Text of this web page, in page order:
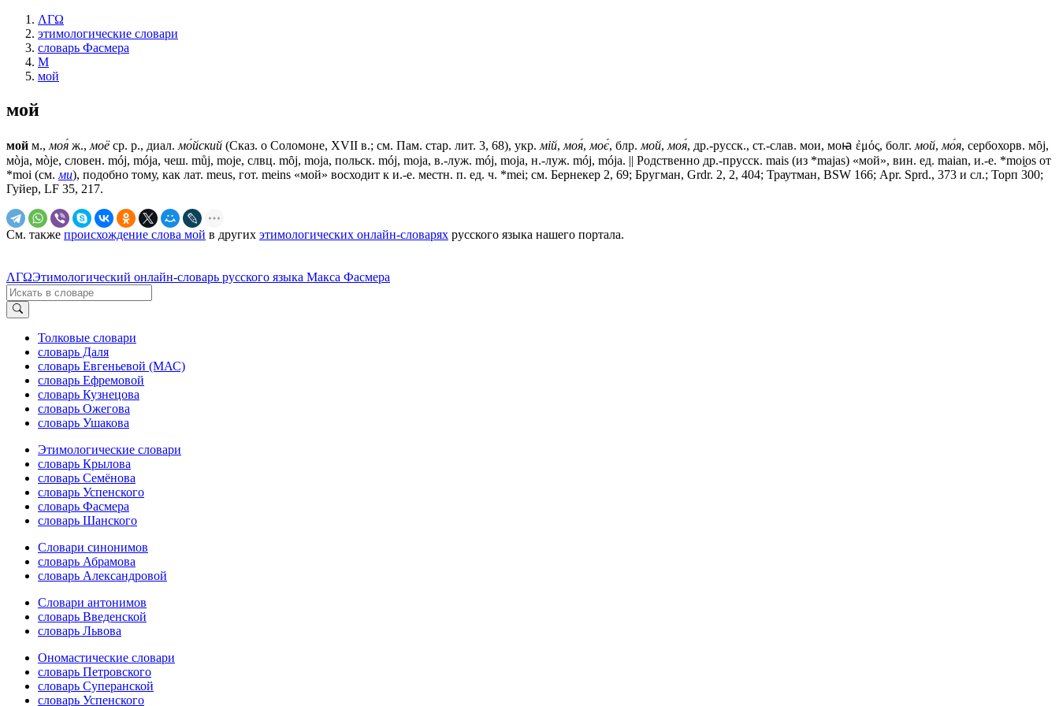
ΛΓΩ
этимологические словари
словарь Фасмера
М
мой
мой
мой м., моя́ ж., моёср. р., диал. мо́йский (Сказ. о Соломоне, XVII в.; см. Пам. стар. лит. 3, 68), укр. мiй, моя́, моє́, блр. мой, моя́, др.-русск., ст.-слав. мои, моꙗ ἐμός, болг. мой, мо́я, сербохорв. мȏj,
мòjа, мòjе, словен. mój, mója, чеш. můj, mоjе, слвц. mȏj, mоjа, польск. mój, mоjа, в.-луж. mój, mоjа, н.-луж. mój, mója. || Родственно др.-прусск. mais (из *majas) «мой», вин. ед. maian, и.-е. *mоi̯оs от
*mоi (см. ми), подобно тому, как лат. meus, гот. meins «мой» восходит к и.-е. местн. п. ед. ч. *mei; см. Бернекер 2, 69; Бругман, Grdr. 2, 2, 404; Траутман, ВSW 166; Арr. Sprd., 373 и сл.; Торп 300;
Гуйер, LF 35, 217.
См. также происхождение слова мой в других этимологических онлайн-словарях русского языка нашего портала.
ΛΓΩЭтимологический онлайн-словарь русского языка Макса Фасмера
Толковые словари
словарь Даля
словарь Евгеньевой (МАС)
словарь Ефремовой
словарь Кузнецова
словарь Ожегова
словарь Ушакова
Этимологические словари
словарь Крылова
словарь Семёнова
словарь Успенского
словарь Фасмера
словарь Шанского
Словари синонимов
словарь Абрамова
словарь Александровой
Словари антонимов
словарь Введенской
словарь Львова
Ономастические словари
словарь Петровского
словарь Суперанской
словарь Успенского